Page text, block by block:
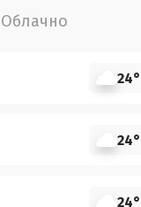
Облачно
24°
24°
24°